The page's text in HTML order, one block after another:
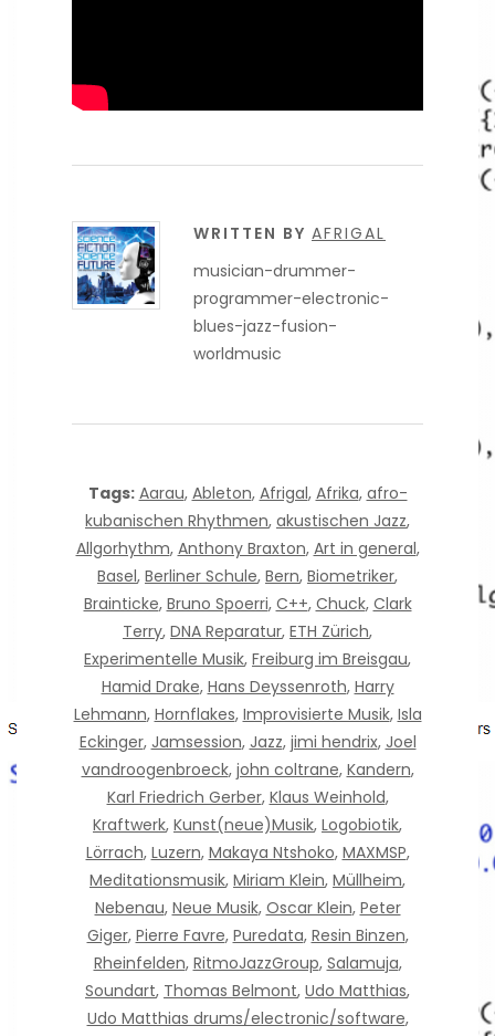
WRITTEN BY AFRIGAL
musician-drummer-
programmer-electronic-
blues-jazz-fusion-
worldmusic
Tags: Aarau, Ableton, Afrigal, Afrika, afro-
kubanischen Rhythmen, akustischen Jazz,
Allgorhythm, Anthony Braxton, Art in general,
Basel, Berliner Schule, Bern, Biometriker,
Brainticke, Bruno Spoerri, C++, Chuck, Clark
Terry, DNA Reparatur, ETH Zürich,
Experimentelle Musik, Freiburg im Breisgau,
Hamid Drake, Hans Deyssenroth, Harry
Lehmann, Hornflakes, Improvisierte Musik, Isla
Eckinger, Jamsession, Jazz, jimi hendrix, Joel
vandroogenbroeck, john coltrane, Kandern,
Karl Friedrich Gerber, Klaus Weinhold,
Kraftwerk, Kunst(neue)Musik, Logobiotik,
Lörrach, Luzern, Makaya Ntshoko, MAXMSP,
Meditationsmusik, Miriam Klein, Müllheim,
Nebenau, Neue Musik, Oscar Klein, Peter
Giger, Pierre Favre, Puredata, Resin Binzen,
Rheinfelden, RitmoJazzGroup, Salamuja,
Soundart, Thomas Belmont, Udo Matthias,
Udo Matthias drums/electronic/software,